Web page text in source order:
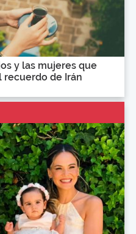
y las mujeres que
de Irán